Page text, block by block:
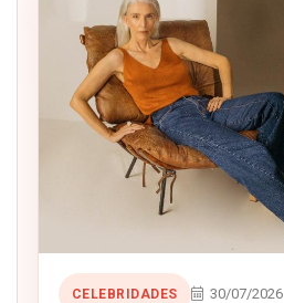
CELEBRIDADES 30/07/2026